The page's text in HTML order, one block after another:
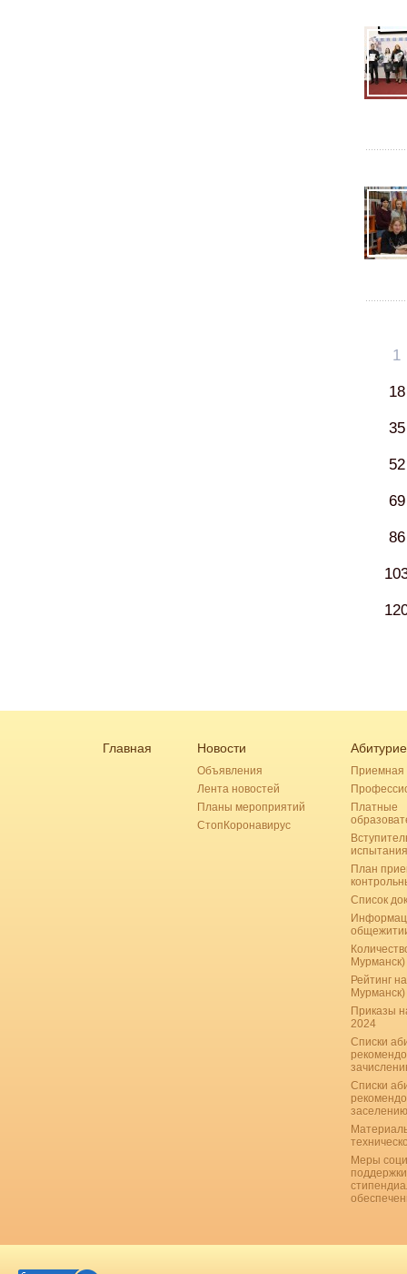
1
18
35
52
69
86
Главная Новости
Объявления
Лента новостей
Планы мероприятий
СтопКоронавирус
Приемная
Платные
испытания
План
Список
Мурманск)
Рейтинг
Мурманск)
Приказы
2024
Списки
Списки
Меры